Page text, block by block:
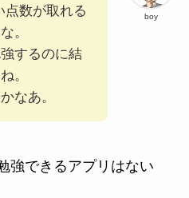
boy
点数が取れる
。
するのに結
。
なあ。
強できるアプリはない